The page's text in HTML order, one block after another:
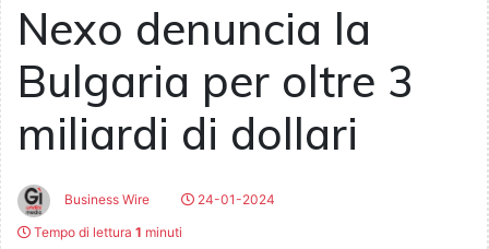
Nexo denuncia la
Bulgaria per oltre 3
miliardi di dollari
Business Wire
24-01-2024
Tempo di lettura 1 minuti